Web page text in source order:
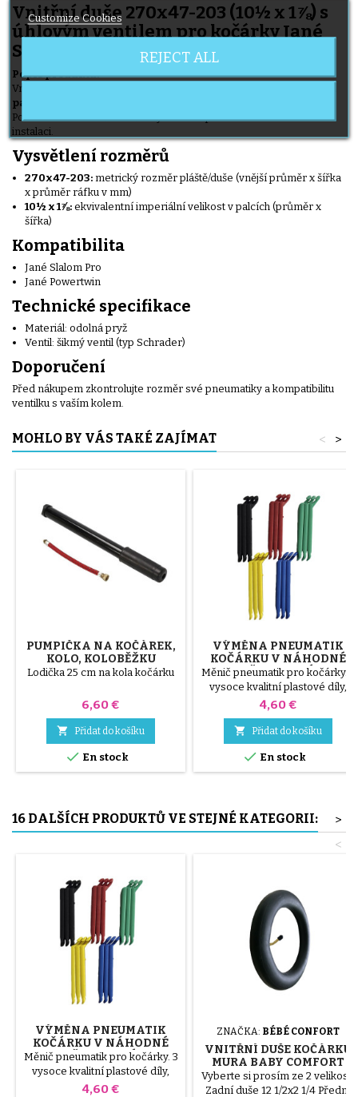
Vnitřní duše 270x47-203 (10½ x 1⅞) s
úhlovým ventilem pro kočárky Jané
Slalom Pro a Powertwin
Popis produktu:
Vnitřní duše standardní velikosti
palců
Powertwin. Tato duše má šikmý ventilek pro snadné nafouknutí a
instalaci.
Vysvětlení rozměrů
270x47-203: metrický rozměr pláště/duše (vnější průměr x šířka
x průměr ráfku v mm)
10½ x 1⅞: ekvivalentní imperiální velikost v palcích (průměr x
šířka)
Kompatibilita
Jané Slalom Pro
Jané Powertwin
Technické specifikace
Materiál: odolná pryž
Ventil: šikmý ventil (typ Schrader)
Doporučení
Před nákupem zkontrolujte rozměr své pneumatiky a kompatibilitu
ventilku s vaším kolem.
MOHLO BY VÁS TAKÉ ZAJÍMAT >
<
PUMPIČKA NA KOČÁREK,
KOLO, KOLOBĚŽKU
Lodička 25 cm na kola kočárku
Cena
6,60 €
 Přidat do košíku
 En stock
VÝMĚNA PNEUMATIK
KOČÁRKU V NÁHODNÉ
BARVĚ 1 BALENÍ PO 3
KUSECH
Měnič pneumatik pro kočárky. 3
vysoce kvalitní plastové díly,
náhodné barvy, černá, červená,
ocelové díly ( šedé ) Pneumatika
se montuje ručně, bez použití
nářadí, aby se zabránilo
propíchnutí vnitřní duše.
Cena
4,60 €
 Přidat do košíku
 En stock
16 DALŠÍCH PRODUKTŮ VE STEJNÉ KATEGORII:
>
<
VÝMĚNA PNEUMATIK
KOČÁRKU V NÁHODNÉ
BARVĚ 1 BALENÍ PO 3
KUSECH
Měnič pneumatik pro kočárky. 3
vysoce kvalitní plastové díly,
náhodné barvy, černá, červená,
Cena
4,60 €
ZNAČKA: BÉBÉ CONFORT
VNITŘNÍ DUŠE KOČÁRKU
MURA BABY COMFORT
Vyberte si prosím ze 2 velikostí
Zadní duše 12 1/2x2 1/4 Přední
Customize Cookies
REJECT ALL